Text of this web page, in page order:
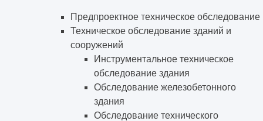
Предпроектное техническое обследование
Техническое обследование зданий и
сооружений
Инструментальное техническое
обследование здания
Обследование железобетонного
здания
Обследование технического